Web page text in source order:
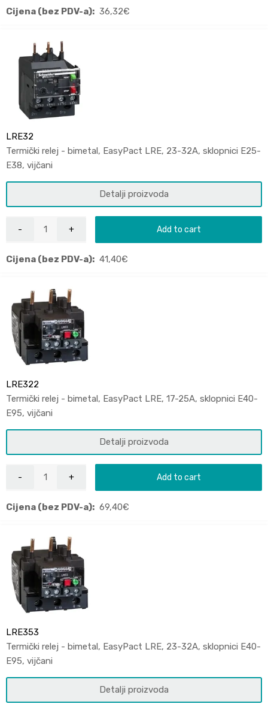
Cijena (bez PDV-a): 36,32€
LRE32
Termički relej - bimetal, EasyPact LRE, 23-32A, sklopnici E25-
E38, vijčani
Detalji proizvoda
Add to cart
Cijena (bez PDV-a): 41,40€
LRE322
Termički relej - bimetal, EasyPact LRE, 17-25A, sklopnici E40-
E95, vijčani
Detalji proizvoda
Add to cart
Cijena (bez PDV-a): 69,40€
LRE353
Termički relej - bimetal, EasyPact LRE, 23-32A, sklopnici E40-
E95, vijčani
Detalji proizvoda